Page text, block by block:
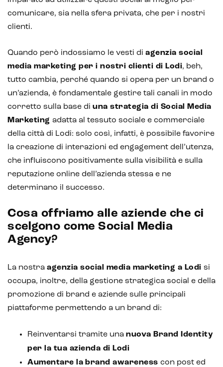
comunicare, sia nella sfera privata, che per i nostri
clienti.
Quando però indossiamo le vesti di agenzia social
media marketing per i nostri clienti di Lodi, beh,
tutto cambia, perché quando si opera per un brand o
un’azienda, è fondamentale gestire tali canali in modo
corretto sulla base di una strategia di Social Media
Marketing adatta al tessuto sociale e commerciale
della città di Lodi: solo così, infatti, è possibile favorire
la creazione di interazioni ed engagement dell’utenza,
che influiscono positivamente sulla visibilità e sulla
reputazione online dell’azienda stessa e ne
determinano il successo.
Cosa offriamo alle aziende che ci
scelgono come Social Media
Agency?
La nostra agenzia social media marketing a Lodi si
occupa, inoltre, della gestione strategica social e della
promozione di brand e aziende sulle principali
piattaforme permettendo a un brand di:
Reinventarsi tramite una nuova Brand Identity
per la tua azienda di Lodi
Aumentare la brand awareness con post ed